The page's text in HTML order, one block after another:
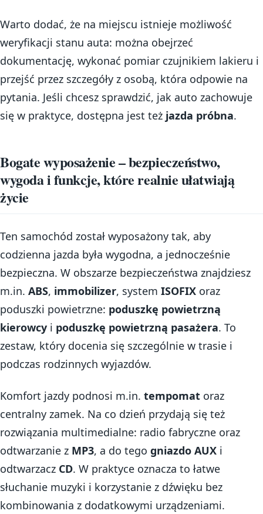
Warto dodać, że na miejscu istnieje możliwość
weryfikacji stanu auta: można obejrzeć
dokumentację, wykonać pomiar czujnikiem lakieru i
przejść przez szczegóły z osobą, która odpowie na
pytania. Jeśli chcesz sprawdzić, jak auto zachowuje
się w praktyce, dostępna jest też jazda próbna.
Bogate wyposażenie – bezpieczeństwo,
wygoda i funkcje, które realnie ułatwiają
życie
Ten samochód został wyposażony tak, aby
codzienna jazda była wygodna, a jednocześnie
bezpieczna. W obszarze bezpieczeństwa znajdziesz
m.in. ABS, immobilizer, system ISOFIX oraz
poduszki powietrzne: poduszkę powietrzną
kierowcy i poduszkę powietrzną pasażera. To
zestaw, który docenia się szczególnie w trasie i
podczas rodzinnych wyjazdów.
Komfort jazdy podnosi m.in. tempomat oraz
centralny zamek. Na co dzień przydają się też
rozwiązania multimedialne: radio fabryczne oraz
odtwarzanie z MP3, a do tego gniazdo AUX i
odtwarzacz CD. W praktyce oznacza to łatwe
słuchanie muzyki i korzystanie z dźwięku bez
kombinowania z dodatkowymi urządzeniami.